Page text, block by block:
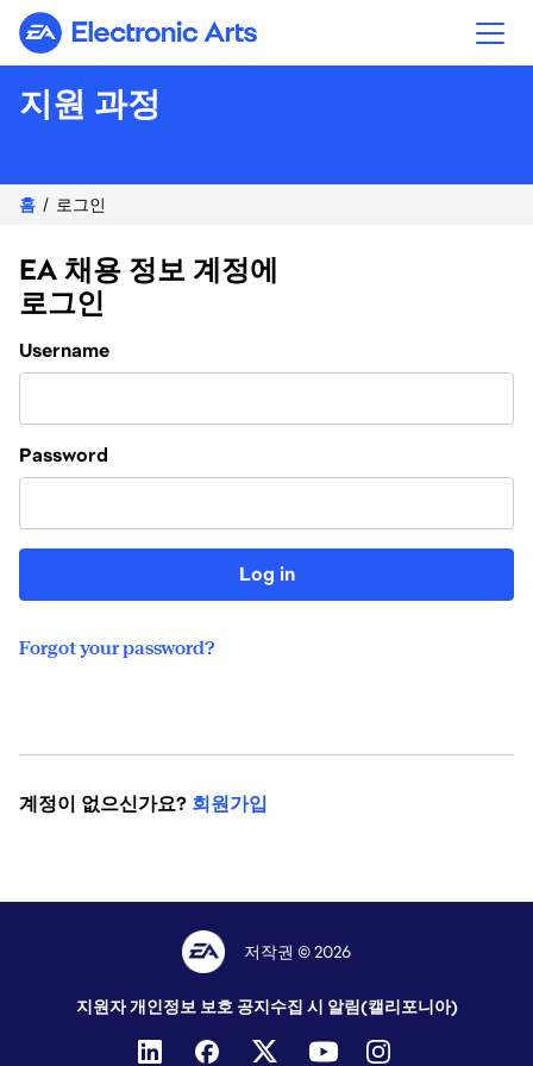
Electronic Arts
지원 과정
홈 로그인
EA 채용 정보 계정에
로그인
Login
Username
Password
Log in
Forgot your password?
계정이 없으신가요? 회원가입
저작권 © 2026
지원자 개인정보 보호 공지수집 시 알림(캘리포니아)